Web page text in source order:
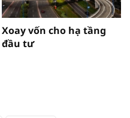
Xoay vốn cho hạ tầng
đầu tư